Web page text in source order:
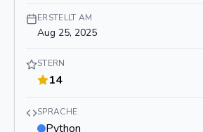
ERSTELLT AM
Aug 25, 2025
STERN
14
SPRACHE
Python